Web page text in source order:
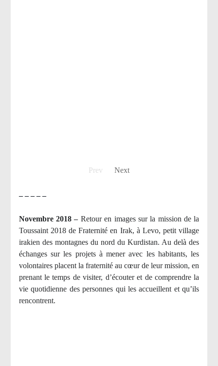
Prev Next
– – – – –
Novembre 2018 – Retour en images sur la mission de la
Toussaint 2018 de Fraternité en Irak, à Levo, petit village
irakien des montagnes du nord du Kurdistan. Au delà des
échanges sur les projets à mener avec les habitants, les
volontaires placent la fraternité au cœur de leur mission, en
prenant le temps de visiter, d’écouter et de comprendre la
vie quotidienne des personnes qui les accueillent et qu’ils
rencontrent.